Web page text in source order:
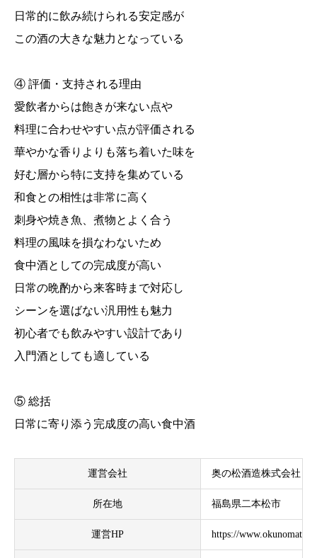
日常的に飲み続けられる安定感が
この酒の大きな魅力となっている
④ 評価・支持される理由
愛飲者からは飽きが来ない点や
料理に合わせやすい点が評価される
華やかな香りよりも落ち着いた味を
好む層から特に支持を集めている
和食との相性は非常に高く
刺身や焼き魚、煮物とよく合う
料理の風味を損なわないため
食中酒としての完成度が高い
日常の晩酌から来客時まで対応し
シーンを選ばない汎用性も魅力
初心者でも飲みやすい設計であり
入門酒としても適している
⑤ 総括
日常に寄り添う完成度の高い食中酒
運営会社 奥の松酒造株式会社
所在地 福島県二本松市
運営HP https://